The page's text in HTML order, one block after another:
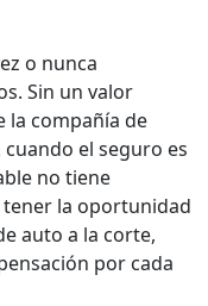
o nunca
Sin un valor
la compañía de
el seguro es
no tiene
la oportunidad
auto a la corte,
por cada